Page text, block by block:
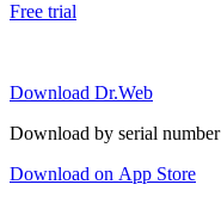
Free trial
Download Dr.Web
Download by serial number
Download on App Store